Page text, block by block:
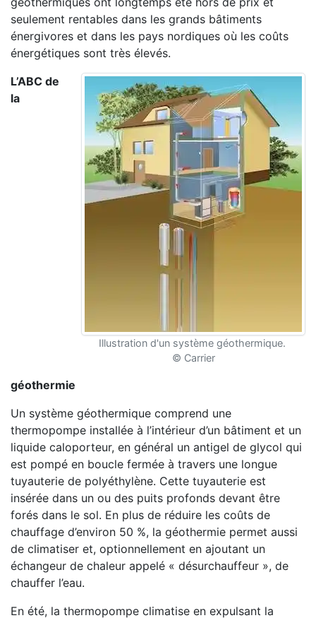
seulement rentables dans les grands bâtiments
énergivores et dans les pays nordiques où les coûts
énergétiques sont très élevés.
Illustration d'un système géothermique.
© Carrier
L’ABC de
la
géothermie
Un système géothermique comprend une
thermopompe installée à l’intérieur d’un bâtiment et un
liquide caloporteur, en général un antigel de glycol qui
est pompé en boucle fermée à travers une longue
tuyauterie de polyéthylène. Cette tuyauterie est
insérée dans un ou des puits profonds devant être
forés dans le sol. En plus de réduire les coûts de
chauffage d’environ 50 %, la géothermie permet aussi
de climatiser et, optionnellement en ajoutant un
échangeur de chaleur appelé « désurchauffeur », de
chauffer l’eau.
En été, la thermopompe climatise en expulsant la